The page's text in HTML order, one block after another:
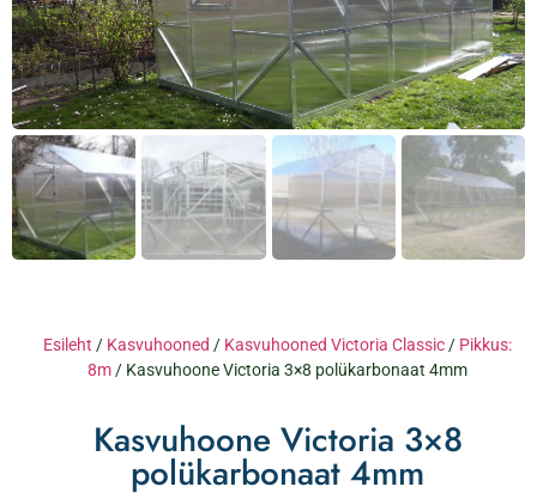
Esileht / Kasvuhooned / Kasvuhooned Victoria Classic / Pikkus:
8m / Kasvuhoone Victoria 3×8 polükarbonaat 4mm
Kasvuhoone Victoria 3×8
polükarbonaat 4mm